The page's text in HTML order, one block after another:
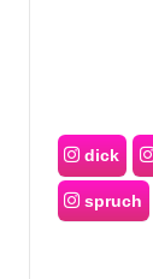
dick
spruch